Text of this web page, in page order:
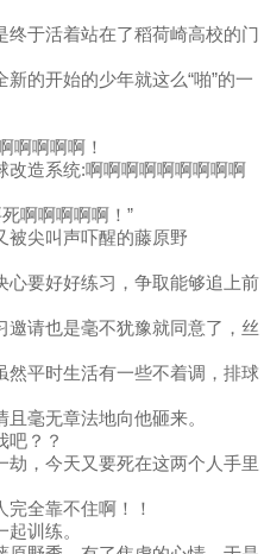
于活着站在了稻荷崎高校的门
的开始的少年就这么“啪”的一
啊啊啊！
造系统:啊啊啊啊啊啊啊啊啊
啊啊啊啊啊！”
尖叫声吓醒的藤原野
要好好练习，争取能够追上前
请也是毫不犹豫就同意了，丝
平时生活有一些不着调，排球
毫无章法地向他砸来。
？？
，今天又要死在这两个人手里
全靠不住啊！！
训练。